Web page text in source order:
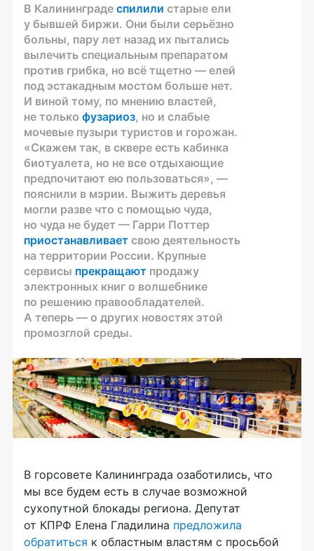
В Калининграде спилили старые ели
у бывшей биржи. Они были серьёзно
больны, пару лет назад их пытались
вылечить специальным препаратом
против грибка, но всё тщетно — елей
под эстакадным мостом больше нет.
И виной тому, по мнению властей,
не только фузариоз, но и слабые
мочевые пузыри туристов и горожан.
«Скажем так, в сквере есть кабинка
биотуалета, но не все отдыхающие
предпочитают ею пользоваться», —
пояснили в мэрии. Выжить деревья
могли разве что с помощью чуда,
но чуда не будет — Гарри Поттер
приостанавливает свою деятельность
на территории России. Крупные
сервисы прекращают продажу
электронных книг о волшебнике
по решению правообладателей.
А теперь — о других новостях этой
промозглой среды.
В горсовете Калининграда озаботились, что
мы все будем есть в случае возможной
сухопутной блокады региона. Депутат
от КПРФ Елена Гладилина предложила
обратиться к областным властям с просьбой